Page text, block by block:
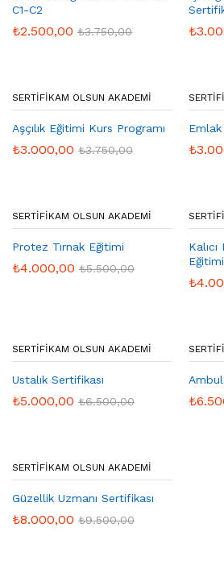
C1-C2
₺2.500,00 ₺3.750,00 ₺
SERTIFIKAM OLSUN AKADEMI
Aşçılık Eğitimi Kurs Programı
₺3.000,00 ₺3.750,00
Emlak
₺
SERTIFIKAM OLSUN AKADEMI
Protez Tırnak Eğitimi
₺4.000,00 ₺5.500,00
Kalıcı
Eğitimi
₺
SERTIFIKAM OLSUN AKADEMI
Ustalık Sertifikası
₺5.000,00 ₺6.500,00 ₺
SERTIFIKAM OLSUN AKADEMI
Güzellik Uzmanı Sertifikası
₺8.000,00 ₺9.500,00